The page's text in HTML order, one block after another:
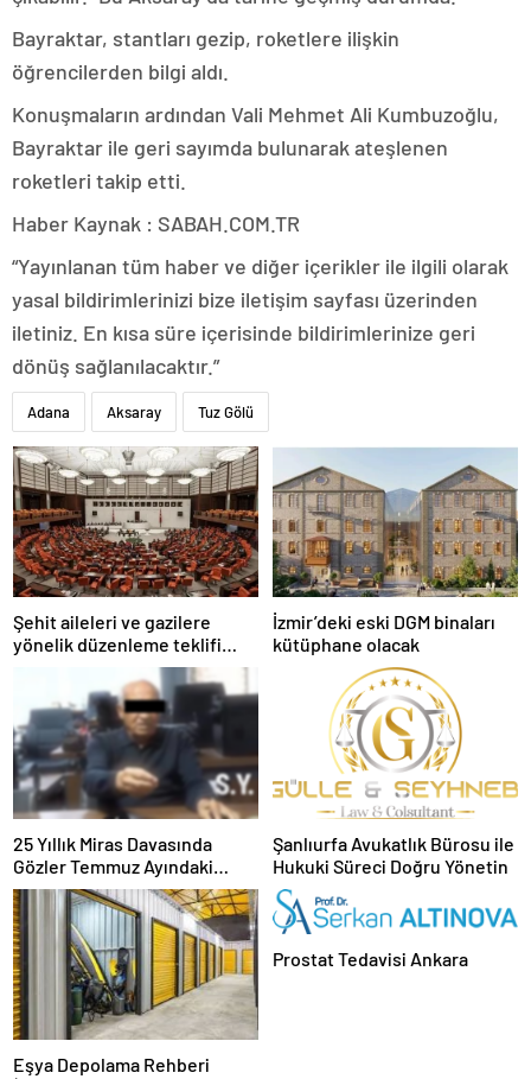
Bayraktar, stantları gezip, roketlere ilişkin
öğrencilerden bilgi aldı.
Konuşmaların ardından Vali Mehmet Ali Kumbuzoğlu,
Bayraktar ile geri sayımda bulunarak ateşlenen
roketleri takip etti.
Haber Kaynak : SABAH.COM.TR
“Yayınlanan tüm haber ve diğer içerikler ile ilgili olarak
yasal bildirimlerinizi bize iletişim sayfası üzerinden
iletiniz. En kısa süre içerisinde bildirimlerinize geri
dönüş sağlanılacaktır.”
Adana Aksaray Tuz Gölü
Şehit aileleri ve gazilere
yönelik düzenleme teklifi
Meclis’te kabul edildi
İzmir’deki eski DGM binaları
kütüphane olacak
25 Yıllık Miras Davasında
Gözler Temmuz Ayındaki
Karar Duruşmasına Çevrildi
Şanlıurfa Avukatlık Bürosu ile
Hukuki Süreci Doğru Yönetin
Eşya Depolama Rehberi
Prostat Tedavisi Ankara